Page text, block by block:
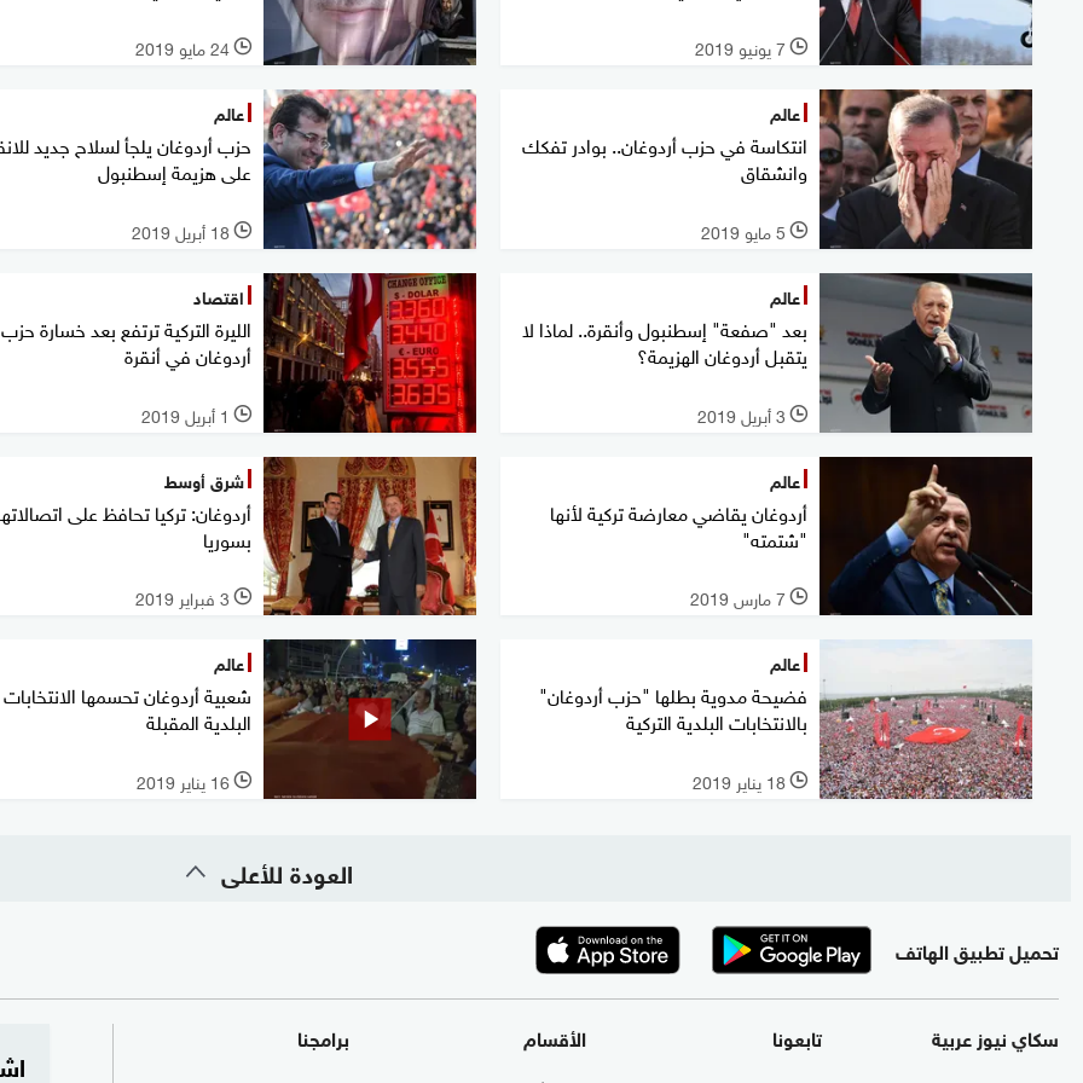
l 7 يونيو 2019 l 24 مايو 2019
عالم
انتكاسة في حزب أردوغان.. بوادر تفكك
وانشقاق
l 5 مايو 2019
عالم
حزب أردوغان يلجأ لسلاح جديد
على هزيمة إسطنبول
l 18 أبريل 2019
عالم
بعد "صفعة" إسطنبول وأنقرة.. لماذا لا
يتقبل أردوغان الهزيمة؟
l 3 أبريل 2019
اقتصاد
الليرة التركية ترتفع بعد خسارة حزب
أردوغان في أنقرة
l 1 أبريل 2019
عالم
أردوغان يقاضي معارضة تركية لأنها
"شتمته"
l 7 مارس 2019
شرق أوسط
أردوغان: تركيا تحافظ على
بسوريا
l 3 فبراير 2019
عالم
فضيحة مدوية بطلها "حزب أردوغان"
بالانتخابات البلدية التركية
l 18 يناير 2019
عالم
شعبية أردوغان تحسمها الانتخابات
البلدية المقبلة
l 16 يناير 2019
العودة للأعلى
تحميل تطبيق الهاتف
سكاي نيوز عربية تابعونا الأقسام برامجنا